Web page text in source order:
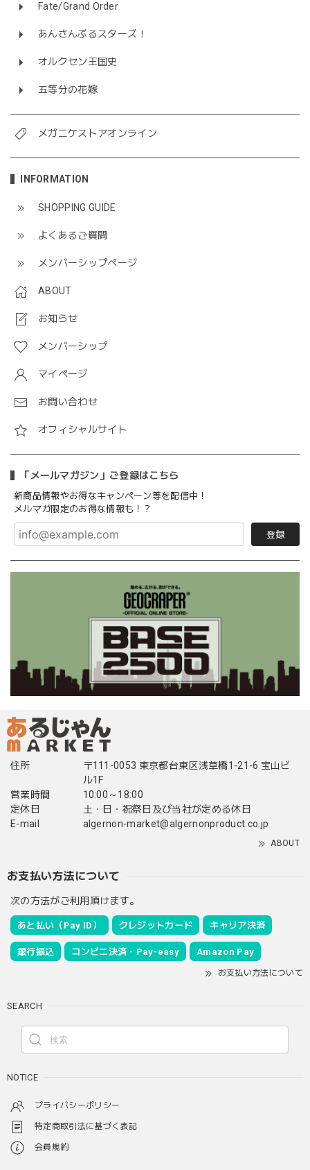
Fate/Grand Order
あんさんぶるスターズ！
オルクセン王国史
五等分の花嫁
メガニケストアオンライン
INFORMATION
SHOPPING GUIDE
よくあるご質問
メンバーシップページ
ABOUT
お知らせ
メンバーシップ
マイページ
お問い合わせ
オフィシャルサイト
「メールマガジン」ご登録はこちら
新商品情報やお得なキャンペーン等を配信中！
メルマガ限定のお得な情報も！？
登録
住所
〒111-0053 東京都台東区浅草橋1-21-6 宝山ビ
ル1F
営業時間
10:00～18:00
定休日
土・日・祝祭日及び当社が定める休日
E-mail
algernon-market@algernonproduct.co.jp
ABOUT
お支払い方法について
次の方法がご利用頂けます。
あと払い（Pay ID） クレジットカード キャリア決済
銀行振込 コンビニ決済・Pay-easy Amazon Pay
お支払い方法について
SEARCH
NOTICE
プライバシーポリシー
特定商取引法に基づく表記
会員規約